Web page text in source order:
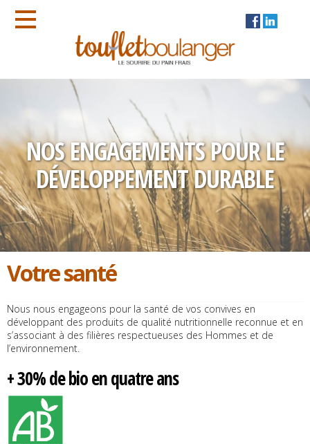
NOS ENGAGEMENTS POUR LE
DÉVELOPPEMENT DURABLE
Votre santé
Nous nous engageons pour la santé de vos convives en
développant des produits de qualité nutritionnelle reconnue et en
s’associant à des filières respectueuses des Hommes et de
l’environnement.
+ 30% de bio en quatre ans